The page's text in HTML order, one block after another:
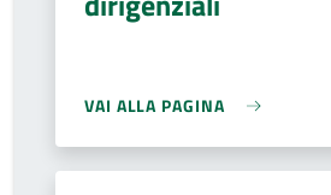
VAI ALLA PAGINA